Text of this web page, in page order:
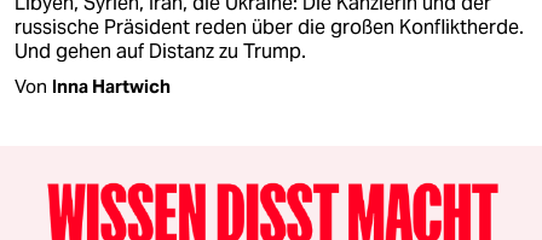
russische Präsident reden über die großen Konfliktherde.
Und gehen auf Distanz zu Trump.
Von Inna Hartwich